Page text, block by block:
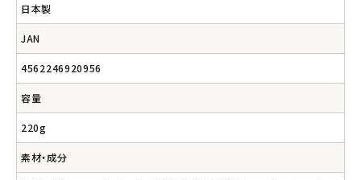
日本製
JAN
4562246920956
容量
220g
素材・成分